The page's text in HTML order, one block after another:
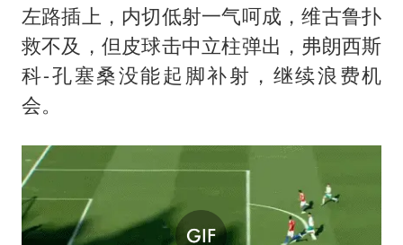
左路插上，内切低射一气呵成，维古鲁扑
救不及，但皮球击中立柱弹出，弗朗西斯
科-孔塞桑没能起脚补射，继续浪费机
会。